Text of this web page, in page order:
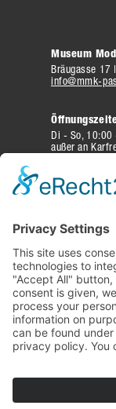
Museum
Bräugasse 17
info@mmk-
Di - So,
außer an
Eintritt
Weitere Infos
Abonnieren